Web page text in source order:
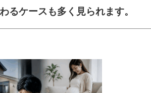
るケースも多く見られます。